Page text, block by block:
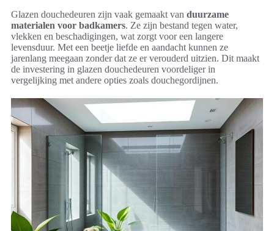
Glazen douchedeuren zijn vaak gemaakt van duurzame
materialen voor badkamers. Ze zijn bestand tegen water,
vlekken en beschadigingen, wat zorgt voor een langere
levensduur. Met een beetje liefde en aandacht kunnen ze
jarenlang meegaan zonder dat ze er verouderd uitzien. Dit maakt
de investering in glazen douchedeuren voordeliger in
vergelijking met andere opties zoals douchegordijnen.